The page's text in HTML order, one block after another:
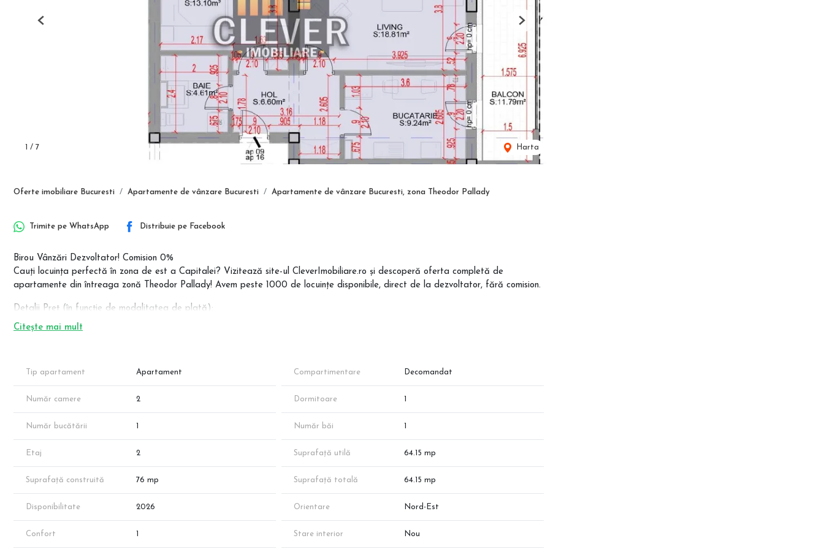
/ 7 Harta
Previous Next
Oferte imobiliare Bucuresti Apartamente de vânzare Bucuresti Apartamente de vânzare Bucuresti, zona Theodor Pallady
Trimite pe WhatsApp Distribuie pe Facebook
Birou Vânzări Dezvoltator! Comision 0%
Cauți locuința perfectă în zona de est a Capitalei? Vizitează site-ul CleverImobiliare.ro și descoperă oferta completă de
apartamente din întreaga zonă Theodor Pallady! Avem peste 1000 de locuințe disponibile, direct de la dezvoltator, fără comision.
Detalii Preț (în funcție de modalitatea de plată):
89.810 Euro + TVA (Preț special pentru avans 90%)
Descriere Proiect: Vă propunem un apartament modern într-un complex rezidențial exclusivist cu regim mic de înălțime (P+3 Etaje).
Design-ul minimalist și ferestrele largi creează spații luminoase și o conexiune naturală între interior și exterior.
totală de 52.36 mp, la care se adaugă un balcon spațios de 11.79 mp:
Dormitor: 13.10 mp
Baie: 4.61 mp
Structura de rezistență este de tip cadre din beton armat (stâlpi, diafragme și grinzi), respectând cele mai riguroase normative
Citește mai mult
Tip apartament Apartament Compartimentare Decomandat
Număr camere 2 Dormitoare
Număr bucătării Număr băi
Etaj 2 Suprafață utilă 64.15 mp
Suprafață construită 76 mp Suprafață totală 64.15 mp
Disponibilitate 2026 Orientare Nord-Est
Confort Stare interior Nou